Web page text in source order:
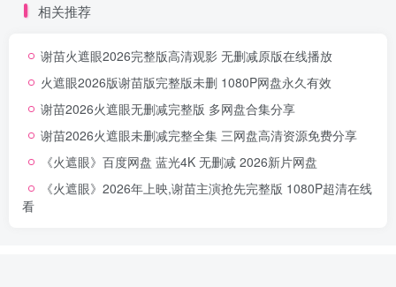
相关推荐
谢苗火遮眼2026完整版高清观影 无删减原版在线播放
火遮眼2026版谢苗版完整版未删 1080P网盘永久有效
谢苗2026火遮眼无删减完整版 多网盘合集分享
谢苗2026火遮眼未删减完整全集 三网盘高清资源免费分享
《火遮眼》百度网盘 蓝光4K 无删减 2026新片网盘
《火遮眼》2026年上映,谢苗主演抢先完整版 1080P超清在线
看